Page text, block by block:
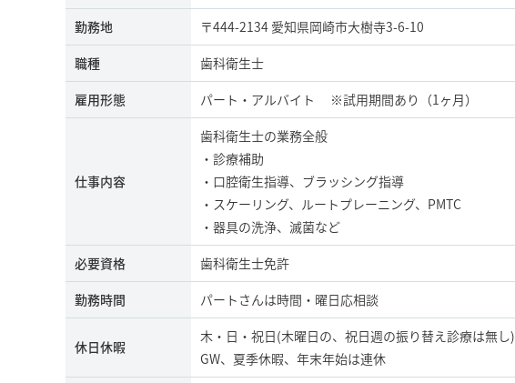
勤務地
〒444-2134 愛知県岡崎市大樹寺3-6-10
職種
歯科衛生士
雇用形態
パート・アルバイト ※試用期間あり（1ヶ月）
仕事内容
歯科衛生士の業務全般
・診療補助
・口腔衛生指導、ブラッシング指導
・スケーリング、ルートプレーニング、PMTC
・器具の洗浄、滅菌など
必要資格
歯科衛生士免許
勤務時間
パートさんは時間・曜日応相談
休日休暇
木・日・祝日(木曜日の、祝日週の振り替え診療は無し)
GW、夏季休暇、年末年始は連休